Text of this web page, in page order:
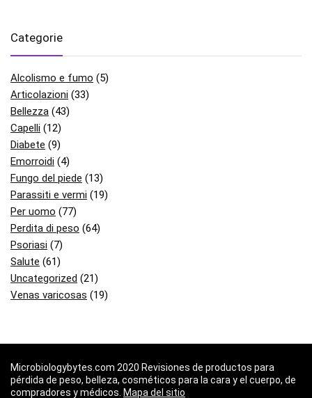
Categorie
Alcolismo e fumo (5)
Articolazioni (33)
Bellezza (43)
Capelli (12)
Diabete (9)
Emorroidi (4)
Fungo del piede (13)
Parassiti e vermi (19)
Per uomo (77)
Perdita di peso (64)
Psoriasi (7)
Salute (61)
Uncategorized (21)
Venas varicosas (19)
Microbiologybytes.com 2020 Revisiones de productos para
pérdida de peso, belleza, cosméticos para la cara y el cuerpo, de
compradores y médicos. Mapa del sitio